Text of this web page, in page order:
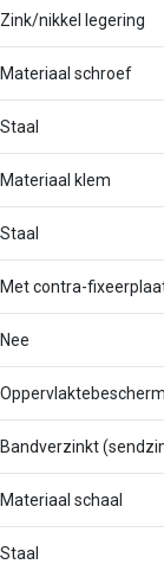
Zink/nikkel legering
Materiaal schroef
Staal
Materiaal klem
Staal
Met contra-
Nee
Bandverzinkt
Materiaal schaal
Staal